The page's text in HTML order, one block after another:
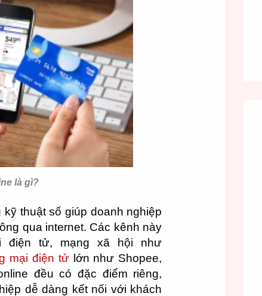
là gì?
thuật số giúp doanh nghiệp
qua internet. Các kênh này
điện tử, mạng xã hội như
mại điện tửlớn như Shopee,
đều có đặc điểm riêng,
dễ dàng kết nối với khách